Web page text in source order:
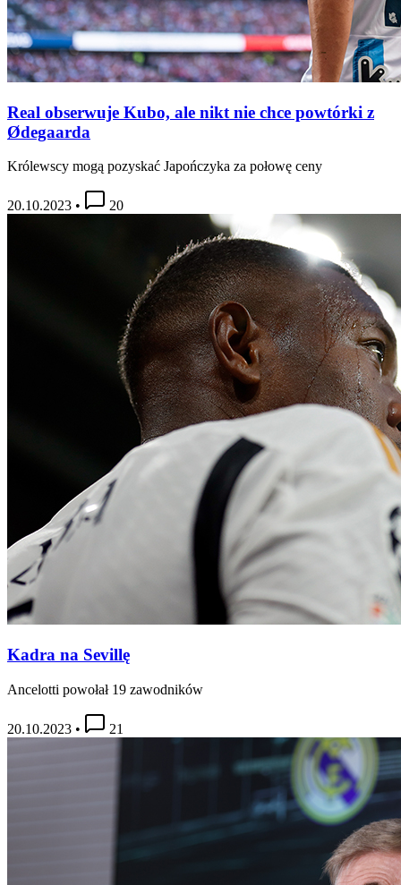
Real obserwuje Kubo, ale nikt nie chce powtórki z
Ødegaarda
Królewscy mogą pozyskać Japończyka za połowę ceny
20.10.2023 • 20
Kadra na Sevillę
Ancelotti powołał 19 zawodników
20.10.2023 • 21